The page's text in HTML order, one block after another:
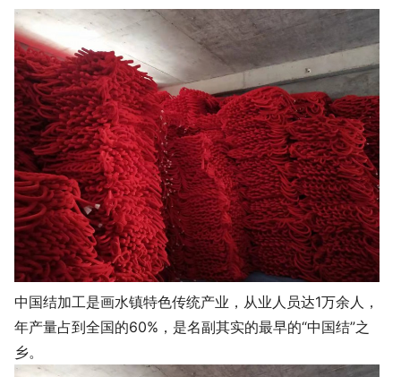
中国结加工是画水镇特色传统产业，从业人员达1万余人，
年产量占到全国的60%，是名副其实的最早的“中国结”之
乡。